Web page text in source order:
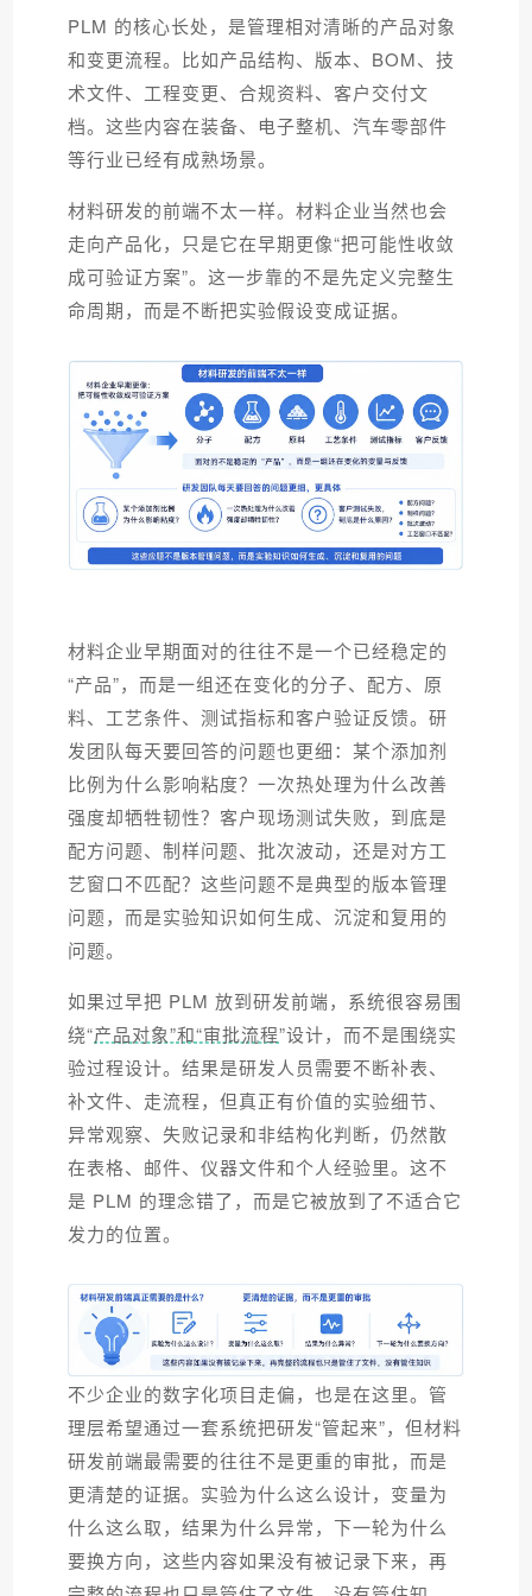
PLM 的核心长处，是管理相对清晰的产品对象
和变更流程。比如产品结构、版本、BOM、技
术文件、工程变更、合规资料、客户交付文
档。这些内容在装备、电子整机、汽车零部件
等行业已经有成熟场景。
材料研发的前端不太一样。材料企业当然也会
走向产品化，只是它在早期更像“把可能性收敛
成可验证方案”。这一步靠的不是先定义完整生
命周期，而是不断把实验假设变成证据。
材料企业早期面对的往往不是一个已经稳定的
“产品”，而是一组还在变化的分子、配方、原
料、工艺条件、测试指标和客户验证反馈。研
发团队每天要回答的问题也更细：某个添加剂
比例为什么影响粘度？一次热处理为什么改善
强度却牺牲韧性？客户现场测试失败，到底是
配方问题、制样问题、批次波动，还是对方工
艺窗口不匹配？这些问题不是典型的版本管理
问题，而是实验知识如何生成、沉淀和复用的
问题。
如果过早把 PLM 放到研发前端，系统很容易围
绕“产品对象”和“审批流程”设计，而不是围绕实
验过程设计。结果是研发人员需要不断补表、
补文件、走流程，但真正有价值的实验细节、
异常观察、失败记录和非结构化判断，仍然散
在表格、邮件、仪器文件和个人经验里。这不
是 PLM 的理念错了，而是它被放到了不适合它
发力的位置。
不少企业的数字化项目走偏，也是在这里。管
理层希望通过一套系统把研发“管起来”，但材料
研发前端最需要的往往不是更重的审批，而是
更清楚的证据。实验为什么这么设计，变量为
什么这么取，结果为什么异常，下一轮为什么
要换方向，这些内容如果没有被记录下来，再